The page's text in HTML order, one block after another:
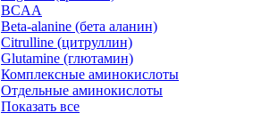
BCAA
Beta-alanine (бета аланин)
Citrulline (цитруллин)
Glutamine (глютамин)
Комплексные аминокислоты
Отдельные аминокислоты
Показать все